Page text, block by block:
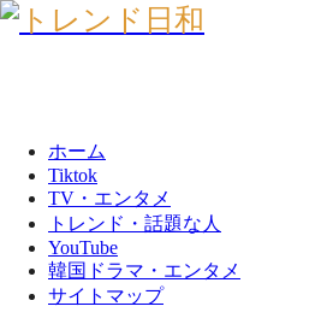
ホーム
Tiktok
TV・エンタメ
トレンド・話題な人
YouTube
韓国ドラマ・エンタメ
サイトマップ